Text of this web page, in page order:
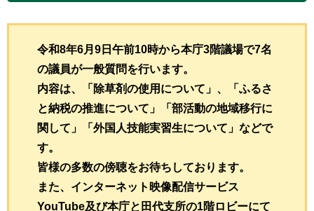
令和8年6月9日午前10時から本庁3階議場で7名
の議員が一般質問を行います。
内容は、「除草剤の使用について」、「ふるさ
と納税の推進について」「部活動の地域移行に
関して」「外国人技能実習生について」などで
す。
皆様の多数の傍聴をお待ちしております。
また、インターネット映像配信サービス
YouTube及び本庁と田代支所の1階ロビーにて